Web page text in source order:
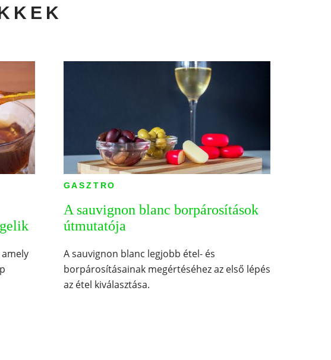
GASZTRO
A sauvignon blanc borpárosítások
útmutatója
A sauvignon blanc legjobb étel- és
borpárosításainak megértéséhez az első lépés
az étel kiválasztása.